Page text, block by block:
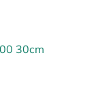
30cm